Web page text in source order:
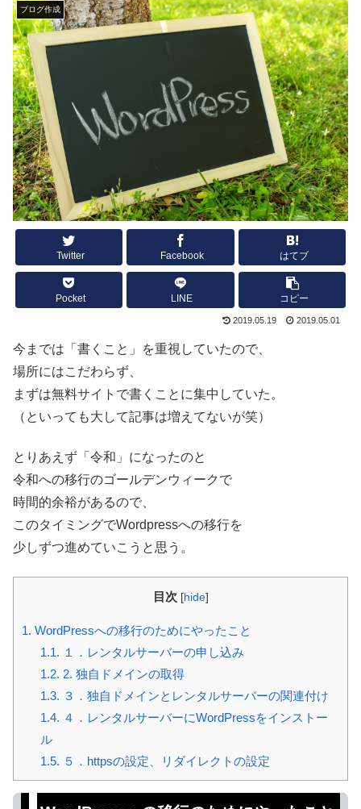
ブログ作成
Twitter Facebook はてブ
Pocket LINE コピー
2019.05.19 2019.05.01
今までは「書くこと」を重視していたので、
場所にはこだわらず、
まずは無料サイトで書くことに集中していた。
（といっても大して記事は増えてないが笑）
とりあえず「令和」になったのと
令和への移行のゴールデンウィークで
時間的余裕があるので、
このタイミングでWordpressへの移行を
少しずつ進めていこうと思う。
目次 [hide]
1. WordPressへの移行のためにやったこと
1.1. １．レンタルサーバーの申し込み
1.2. 2. 独自ドメインの取得
1.3. ３．独自ドメインとレンタルサーバーの関連付け
1.4. ４．レンタルサーバーにWordPressをインストー
ル
1.5. ５．httpsの設定、リダイレクトの設定